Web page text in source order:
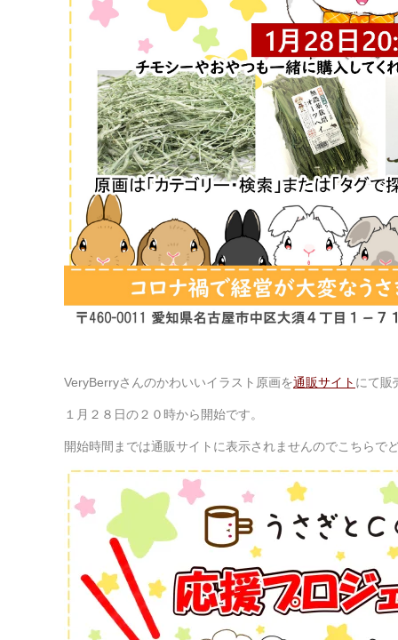
VeryBerryさんのかわいいイラスト原画を通販サイト にて販
１月２８日の２０時から開始です。
開始時間までは通販サイトに表示されませんのでこちらで